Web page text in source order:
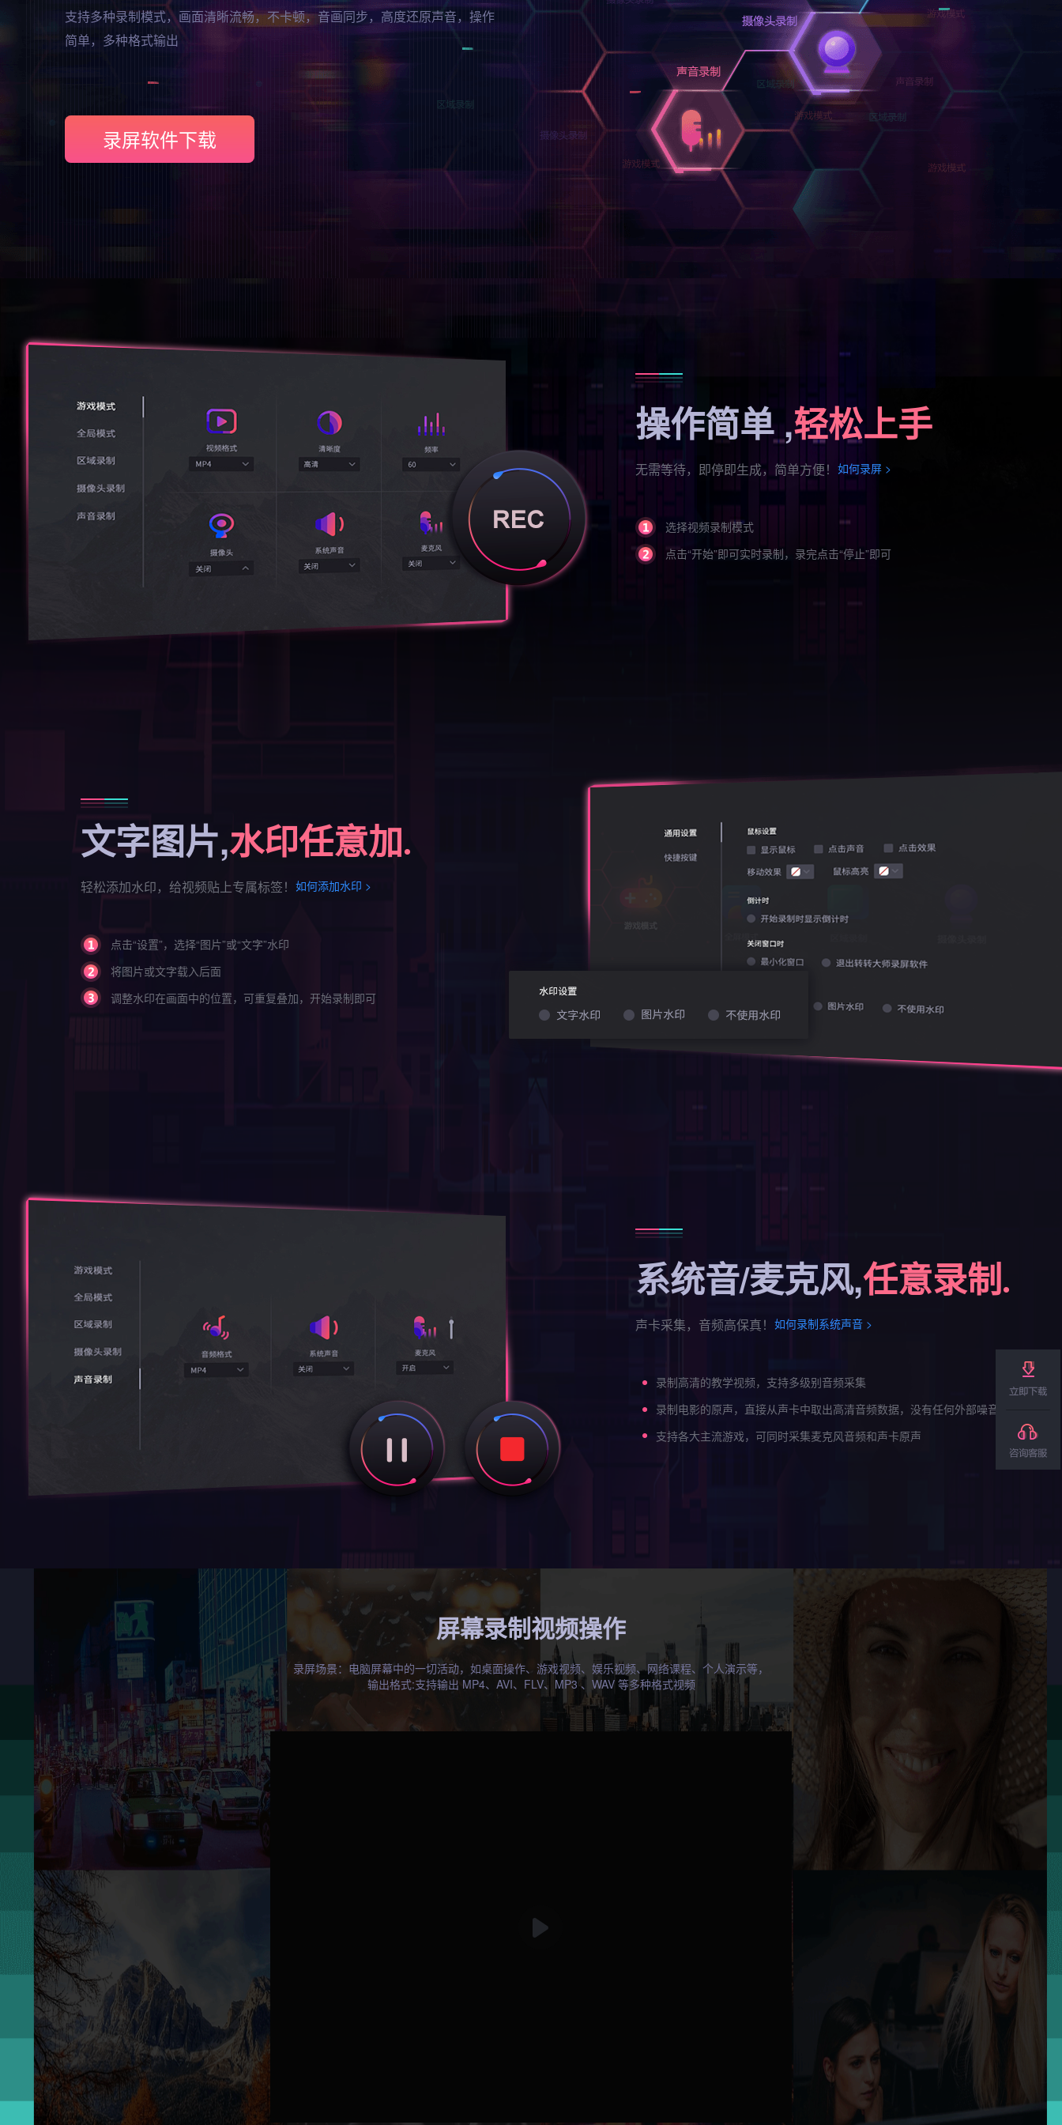
支持多种录制模式，画面清晰流畅，不卡顿，音画同步，高度还原声音，操作
简单，多种格式输出
录屏软件下载
操作简单 ,轻松上手
无需等待，即停即生成，简单方便！ 如何录屏 >
选择视频录制模式
点击“开始”即可实时录制，录完点击“停止”即可
文字图片,水印任意加.
轻松添加水印，给视频贴上专属标签！ 如何添加水印 >
点击“设置”，选择“图片”或“文字”水印
将图片或文字载入后面
调整水印在画面中的位置，可重复叠加，开始录制即可
系统音/麦克风,任意录制.
声卡采集，音频高保真！ 如何录制系统声音 >
录制高清的教学视频，支持多级别音频采集
录制电影的原声，直接从声卡中取出高清音频数据，没有任何外部噪音
支持各大主流游戏，可同时采集麦克风音频和声卡原声
屏幕录制视频操作
录屏场景：电脑屏幕中的一切活动，如桌面操作、游戏视频、娱乐视频、网络课程、个人演示等，
输出格式:支持输出 MP4、AVI、FLV、MP3 、WAV 等多种格式视频